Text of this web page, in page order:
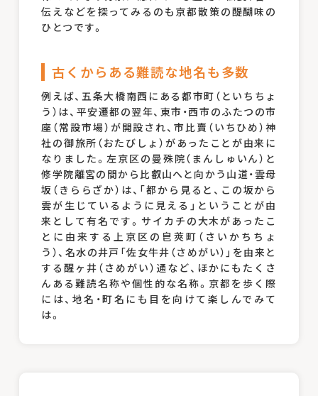
伝えなどを探ってみるのも京都散策の醍醐味の
ひとつです。
古くからある難読な地名も多数
例えば、五条大橋南西にある都市町（といちちょ
う）は、平安遷都の翌年、東市・西市のふたつの市
座（常設市場）が開設され、市比賣（いちひめ）神
社の御旅所（おたびしょ）があったことが由来に
なりました。左京区の曼殊院（まんしゅいん）と
修学院離宮の間から比叡山へと向かう山道・雲母
坂（きららざか）は、「都から見ると、この坂から
雲が生じているように見える」ということが由
来として有名です。サイカチの大木があったこ
とに由来する上京区の皀莢町（さいかちちょ
う）、名水の井戸「佐女牛井（さめがい）」を由来と
する醒ヶ井（さめがい）通など、ほかにもたくさ
んある難読名称や個性的な名称。京都を歩く際
には、地名・町名にも目を向けて楽しんでみて
は。